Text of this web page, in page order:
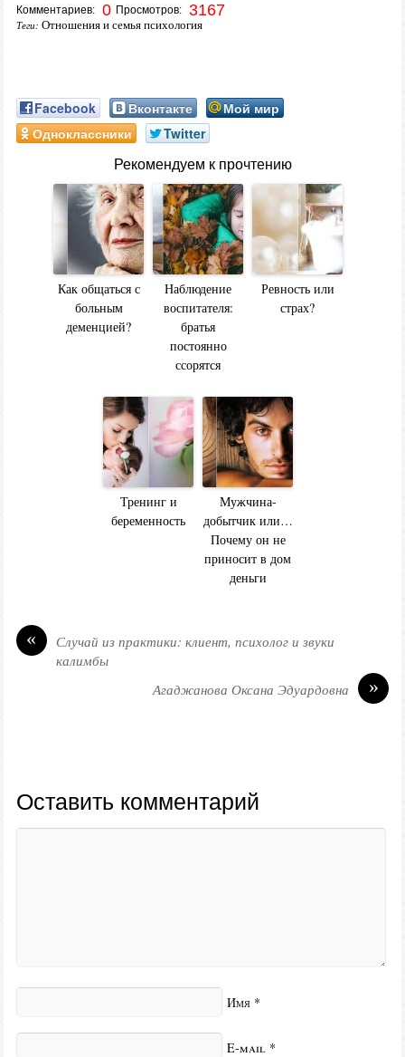
Комментариев: 0 Просмотров: 3167
Теги: Отношения и семья психология
Facebook Вконтакте
Мой мир
Одноклассники
Twitter
Рекомендуем к прочтению
Как общаться с
больным
деменцией?
Наблюдение
воспитателя:
братья
постоянно
ссорятся
Ревность или
страх?
Тренинг и
беременность
Мужчина-
добытчик или…
Почему он не
приносит в дом
деньги
«
Случай из практики: клиент, психолог и звуки
калимбы
»
Агаджанова Оксана Эдуардовна
Оставить комментарий
Имя *
E-mail *